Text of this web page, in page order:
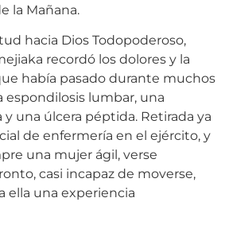
la Mañana.
hacia Dios Todopoderoso,
recordó los dolores y la
había pasado durante muchos
espondilosis lumbar, una
una úlcera péptida. Retirada ya
de enfermería en el ejército, y
una mujer ágil, verse
casi incapaz de moverse,
ella una experiencia